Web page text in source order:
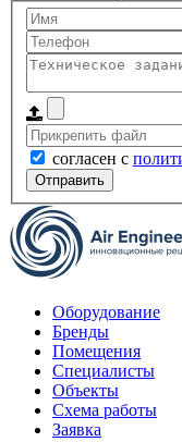
согласен с
Отправить
Оборудование
Бренды
Помещения
Специалисты
Объекты
Схема работы
Заявка